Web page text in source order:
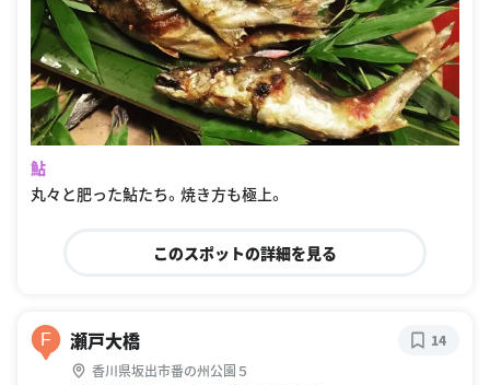
鮎
丸々と肥った鮎たち。焼き方も極上。
このスポットの詳細を見る
F 瀬戸大橋
香川県坂出市番の州公園５
14